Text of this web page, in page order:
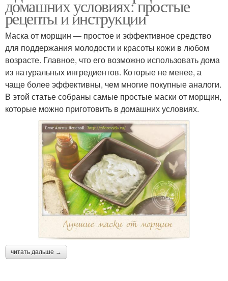
домашних условиях: простые
рецепты и инструкции
Маска от морщин — простое и эффективное средство
для поддержания молодости и красоты кожи в любом
возрасте. Главное, что его возможно использовать дома
из натуральных ингредиентов. Которые не менее, а
чаще более эффективны, чем многие покупные аналоги.
В этой статье собраны самые простые маски от морщин,
которые можно приготовить в домашних условиях.
читать дальше →